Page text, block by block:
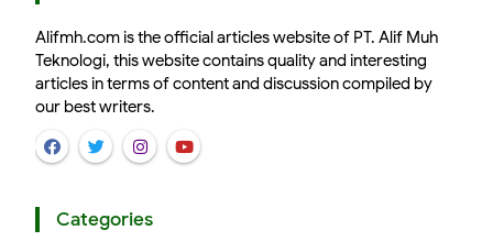
Alifmh.com is the official articles website of PT. Alif Muh
Teknologi, this website contains quality and interesting
articles in terms of content and discussion compiled by
our best writers.
Categories